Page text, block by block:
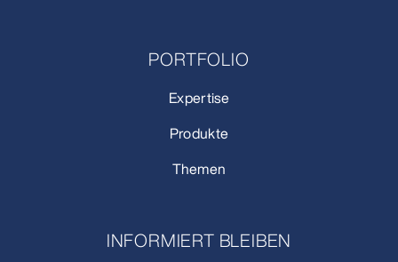
PORTFOLIO
Expertise
Produkte
Themen
INFORMIERT BLEIBEN